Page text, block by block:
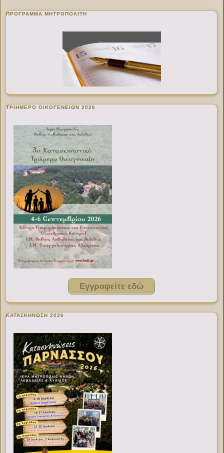
ΠΡΌΓΡΑΜΜΑ ΜΗΤΡΟΠΟΛΊΤΗ
ΤΡΙΗΜΕΡΟ ΟΙΚΟΓΕΝΕΙΩΝ 2026
Εγγραφείτε εδώ
ΚΑΤΑΣΚΗΝΩΣΗ 2026